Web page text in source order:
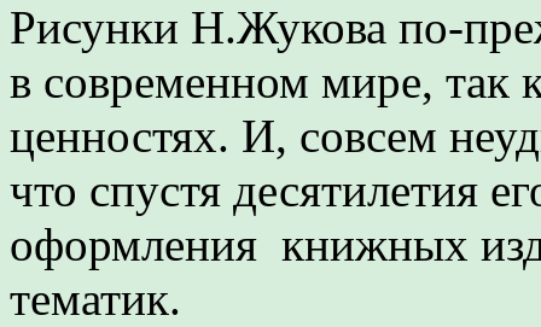
Рисунки Н.Жукова по-
в современном мире, так
ценностях. И, совсем
что спустя десятилетия
оформления книжных
тематик.